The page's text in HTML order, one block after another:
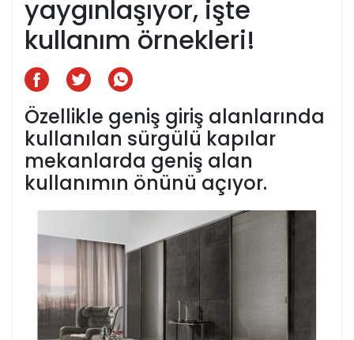
yaygınlaşıyor, işte
kullanım örnekleri!
Özellikle geniş giriş alanlarında
kullanılan sürgülü kapılar
mekanlarda geniş alan
kullanımın önünü açıyor.